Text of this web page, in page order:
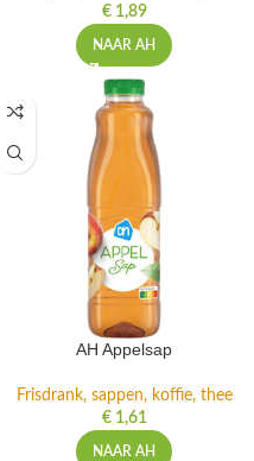
€1,89
NAAR AH
AH Appelsap
Frisdrank, sappen, koffie, thee
€1,61
NAAR AH